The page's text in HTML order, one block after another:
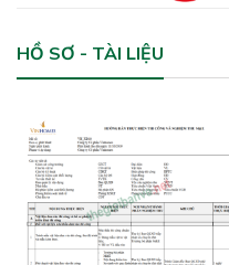
HỒ SƠ - TÀI LIỆU